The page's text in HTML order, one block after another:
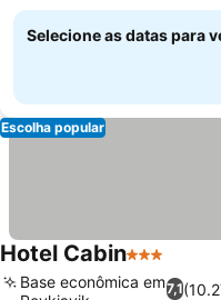
Selecione as datas para
Escolha popular
Hotel Cabin3 Estrelas
7,1
Base econômica em